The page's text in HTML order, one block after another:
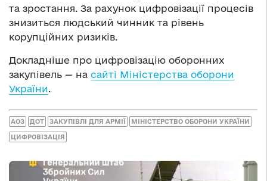
та зростання. За рахунок цифровізації процесів
знизиться людський чинник та рівень
корупційних ризиків.
Докладніше про цифровізацію оборонних
закупівель — на сайті Міністерства оборони
України.
АОЗ ДОТ ЗАКУПІВЛІ ДЛЯ АРМІЇ МІНІСТЕРСТВО ОБОРОНИ УКРАЇНИ
ЦИФРОВІЗАЦІЯ